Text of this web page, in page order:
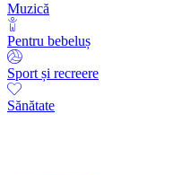
Muzică
Pentru bebeluș
Sport și recreere
Sănătate